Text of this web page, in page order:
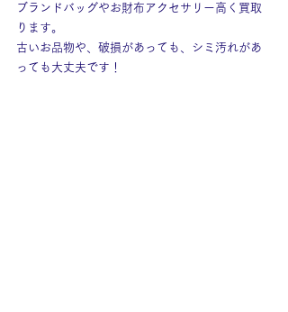
ブランドバッグやお財布アクセサリー高く買取
ります。
古いお品物や、破損があっても、シミ汚れがあ
っても大丈夫です！